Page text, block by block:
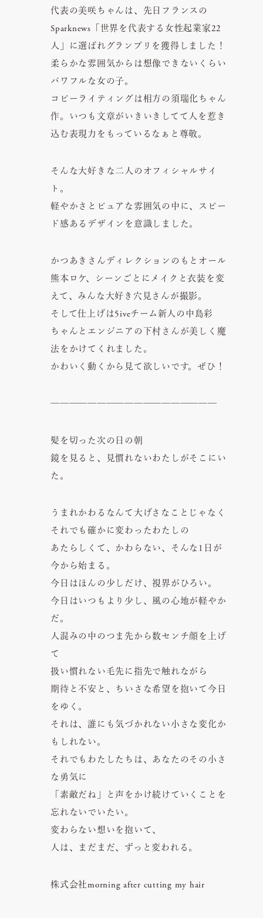
代表の美咲ちゃんは、先日フランスの
Sparknews「世界を代表する女性起業家22
人」に選ばれグランプリを獲得しました！
柔らかな雰囲気からは想像できないくらい
パワフルな女の子。
コピーライティングは相方の須瑞化ちゃん
作。いつも文章がいきいきしてて人を惹き
込む表現力をもっているなぁと尊敬。
そんな大好きな二人のオフィシャルサイ
ト。
軽やかさとピュアな雰囲気の中に、スピー
ド感あるデザインを意識しました。
かつあきさんディレクションのもとオール
熊本ロケ、シーンごとにメイクと衣装を変
えて、みんな大好き穴見さんが撮影。
そして仕上げは5iveチーム新人の中島彩
ちゃんとエンジニアの下村さんが美しく魔
法をかけてくれました。
かわいく動くから見て欲しいです。ぜひ！
──────────────────
髪を切った次の日の朝
鏡を見ると、見慣れないわたしがそこにい
た。
うまれかわるなんて大げさなことじゃなく
それでも確かに変わったわたしの
あたらしくて、かわらない、そんな1日が
今から始まる。
今日はほんの少しだけ、視界がひろい。
今日はいつもより少し、風の心地が軽やか
だ。
人混みの中のつま先から数センチ顔を上げ
て
扱い慣れない毛先に指先で触れながら
期待と不安と、ちいさな希望を抱いて今日
をゆく。
それは、誰にも気づかれない小さな変化か
もしれない。
それでもわたしたちは、あなたのその小さ
な勇気に
「素敵だね」と声をかけ続けていくことを
忘れないでいたい。
変わらない想いを抱いて、
人は、まだまだ、ずっと変われる。
株式会社morning after cutting my hair